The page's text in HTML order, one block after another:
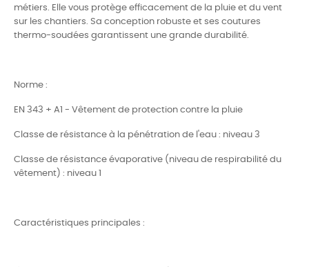
métiers. Elle vous protège efficacement de la pluie et du vent
sur les chantiers. Sa conception robuste et ses coutures
thermo-soudées garantissent une grande durabilité.
Norme :
EN 343 + A1 - Vêtement de protection contre la pluie
Classe de résistance à la pénétration de l'eau : niveau 3
Classe de résistance évaporative (niveau de respirabilité du
vêtement) : niveau 1
Caractéristiques principales :